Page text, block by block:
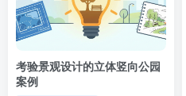
考验景观设计的立体竖向公园
案例